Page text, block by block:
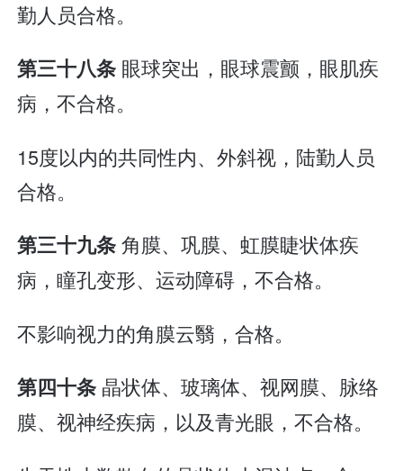
勤人员合格。
第三十八条 眼球突出，眼球震颤，眼肌疾
病，不合格。
15度以内的共同性内、外斜视，陆勤人员
合格。
第三十九条角膜、巩膜、虹膜睫状体疾
病，瞳孔变形、运动障碍，不合格。
不影响视力的角膜云翳，合格。
第四十条 晶状体、玻璃体、视网膜、脉络
膜、视神经疾病，以及青光眼，不合格。